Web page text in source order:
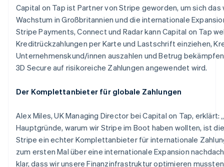
Capital on Tap ist Partner von Stripe geworden, um sich
Wachstum in Großbritannien und die internationale
Stripe Payments, Connect und Radar kann Capital on Tap
Kreditrückzahlungen per Karte und Lastschrift einziehen,
Unternehmenskund/innen auszahlen und Betrug
3D Secure auf risikoreiche Zahlungen angewendet wird.
Der Komplettanbieter für globale Zahlungen
Alex Miles, UK Managing Director bei Capital on Tap, erklärt:
Hauptgründe, warum wir Stripe im Boot haben wollten, ist
Stripe ein echter Komplettanbieter für internationale
zum ersten Mal über eine internationale Expansion
klar, dass wir unsere Finanzinfrastruktur optimieren